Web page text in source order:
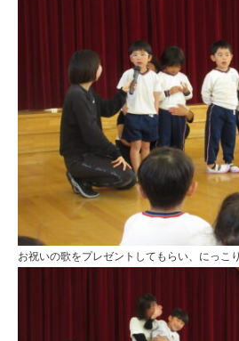
お祝いの歌をプレゼントしてもらい、にっこ